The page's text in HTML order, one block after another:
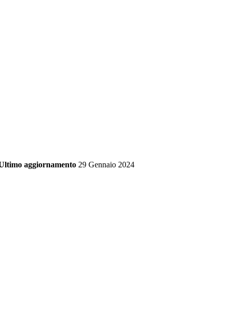
aggiornamento 29 Gennaio 2024